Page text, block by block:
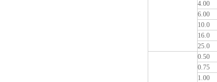
4.00
6.00
10.0
16.0
25.0
0.50
0.75
1.00